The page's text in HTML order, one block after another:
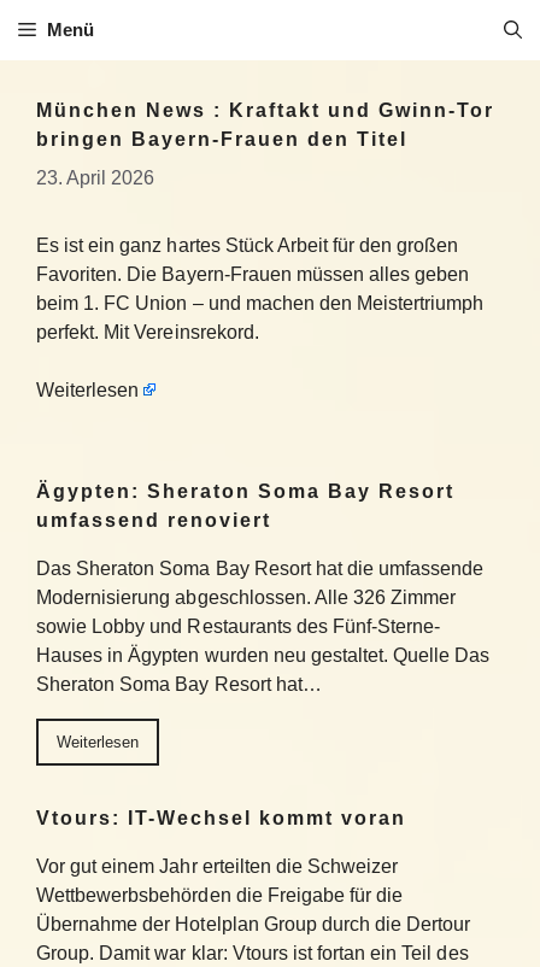
Inhalt
Menü
München News : Kraftakt und Gwinn-Tor
bringen Bayern-Frauen den Titel
23. April 2026
Es ist ein ganz hartes Stück Arbeit für den großen
Favoriten. Die Bayern-Frauen müssen alles geben
beim 1. FC Union – und machen den Meistertriumph
perfekt. Mit Vereinsrekord.
Weiterlesen
Ägypten: Sheraton Soma Bay Resort
umfassend renoviert
Das Sheraton Soma Bay Resort hat die umfassende
Modernisierung abgeschlossen. Alle 326 Zimmer
sowie Lobby und Restaurants des Fünf-Sterne-
Hauses in Ägypten wurden neu gestaltet. Quelle Das
Sheraton Soma Bay Resort hat…
Weiterlesen
Vtours: IT-Wechsel kommt voran
Vor gut einem Jahr erteilten die Schweizer
Wettbewerbsbehörden die Freigabe für die
Übernahme der Hotelplan Group durch die Dertour
Group. Damit war klar: Vtours ist fortan ein Teil des